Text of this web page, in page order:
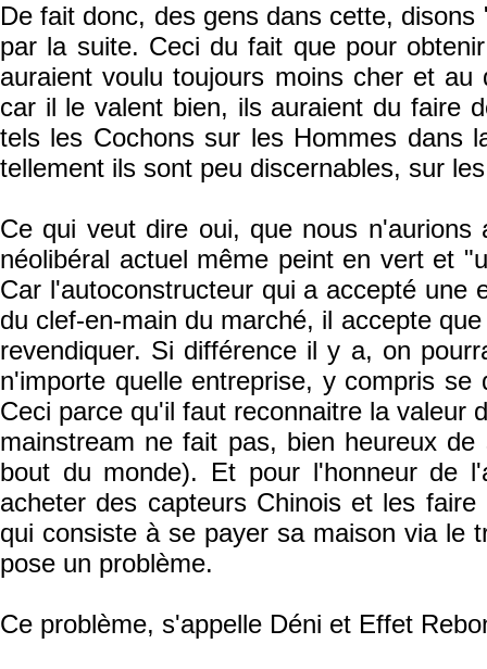
De fait donc, des gens dans cette,
par la suite. Ceci du fait que pour
auraient voulu toujours moins cher et
car il le valent bien, ils auraient du faire
tels les Cochons sur les Hommes dans
tellement ils sont peu discernables, sur
Ce qui veut dire oui, que nous
néolibéral actuel même peint en vert et
Car l'autoconstructeur qui a accepté une
du clef-en-main du marché, il accepte
revendiquer. Si différence il y a, on
n'importe quelle entreprise, y compris
Ceci parce qu'il faut reconnaitre la valeur
mainstream ne fait pas, bien heureux
bout du monde). Et pour l'honneur de
acheter des capteurs Chinois et les
qui consiste à se payer sa maison via le
pose un problème.
Ce problème, s'appelle Déni et Effet